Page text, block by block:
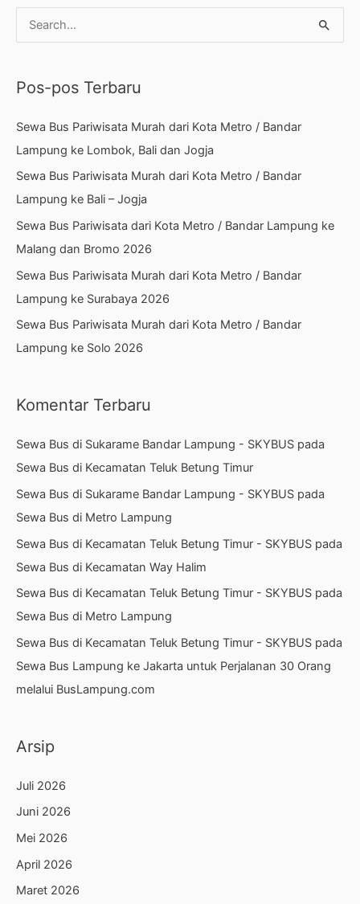
i
u
n
t
u
Pos-pos Terbaru
Sewa Bus Pariwisata Murah dari Kota Metro / Bandar
Lampung ke Lombok, Bali dan Jogja
Sewa Bus Pariwisata Murah dari Kota Metro / Bandar
Lampung ke Bali – Jogja
Sewa Bus Pariwisata dari Kota Metro / Bandar Lampung ke
Malang dan Bromo 2026
Sewa Bus Pariwisata Murah dari Kota Metro / Bandar
Lampung ke Surabaya 2026
Sewa Bus Pariwisata Murah dari Kota Metro / Bandar
Lampung ke Solo 2026
Komentar Terbaru
Sewa Bus di Sukarame Bandar Lampung - SKYBUS pada
Sewa Bus di Kecamatan Teluk Betung Timur
Sewa Bus di Sukarame Bandar Lampung - SKYBUS pada
Sewa Bus di Metro Lampung
Sewa Bus di Kecamatan Teluk Betung Timur - SKYBUS pada
Sewa Bus di Kecamatan Way Halim
Sewa Bus di Kecamatan Teluk Betung Timur - SKYBUS pada
Sewa Bus di Metro Lampung
Sewa Bus di Kecamatan Teluk Betung Timur - SKYBUS pada
Sewa Bus Lampung ke Jakarta untuk Perjalanan 30 Orang
melalui BusLampung.com
Arsip
Juli 2026
Juni 2026
Mei 2026
April 2026
Maret 2026